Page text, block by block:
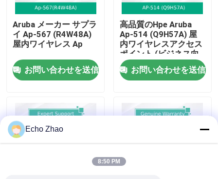
工場見学
品質管理
お問い合わせ
ニュース
事件
Aruba メーカー サプラ
イ Ap-567 (R4W48A)
屋内ワイヤレス Ap
お問い合わせを送信
高品質のHpe Aruba
Ap-514 (Q9H57A) 屋
内ワイヤレスアクセス
ポイント (ビジネス向
け)
お問い合わせを送信
Echo Zhao
8:50 PM